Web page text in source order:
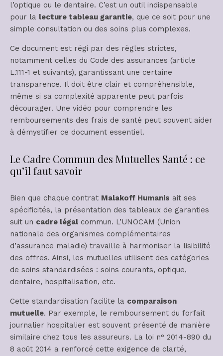
l’optique ou le dentaire. C’est un outil indispensable
pour la lecture tableau garantie, que ce soit pour une
simple consultation ou des soins plus complexes.
Ce document est régi par des règles strictes,
notamment celles du Code des assurances (article
L.111-1 et suivants), garantissant une certaine
transparence. Il doit être clair et compréhensible,
même si sa complexité apparente peut parfois
décourager. Une vidéo pour comprendre les
remboursements des frais de santé peut souvent aider
à démystifier ce document essentiel.
Le Cadre Commun des Mutuelles Santé : ce
qu’il faut savoir
Bien que chaque contrat Malakoff Humanis ait ses
spécificités, la présentation des tableaux de garanties
suit un cadre légal commun. L’UNOCAM (Union
nationale des organismes complémentaires
d’assurance maladie) travaille à harmoniser la lisibilité
des offres. Ainsi, les mutuelles utilisent des catégories
de soins standardisées : soins courants, optique,
dentaire, hospitalisation, etc.
Cette standardisation facilite la comparaison
mutuelle. Par exemple, le remboursement du forfait
journalier hospitalier est souvent présenté de manière
similaire chez tous les assureurs. La loi n° 2014-890 du
8 août 2014 a renforcé cette exigence de clarté,